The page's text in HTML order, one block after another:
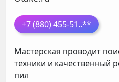
+7 (880) 455-51..**
Мастерская проводит
техники и качественный
пил